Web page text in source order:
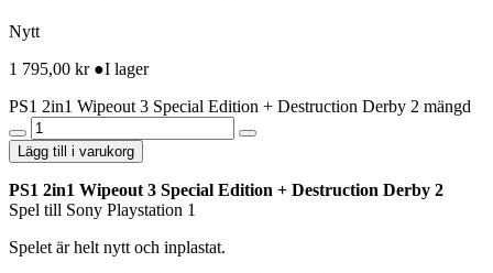
Nytt
1 795,00 kr ●I lager
PS1 2in1 Wipeout 3 Special Edition + Destruction Derby 2 mängd
Lägg till i varukorg
PS1 2in1 Wipeout 3 Special Edition + Destruction Derby 2
Spel till Sony Playstation 1
Spelet är helt nytt och inplastat.